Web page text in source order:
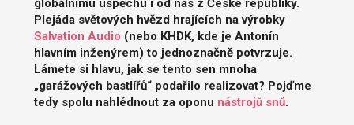
globálnímu úspěchu i od nás z České republiky.
Plejáda světových hvězd hrajících na výrobky
Salvation Audio (nebo KHDK, kde je Antonín
hlavním inženýrem) to jednoznačně potvrzuje.
Lámete si hlavu, jak se tento sen mnoha
„garážových bastlířů“ podařilo realizovat? Pojďme
tedy spolu nahlédnout za oponu nástrojů snů.